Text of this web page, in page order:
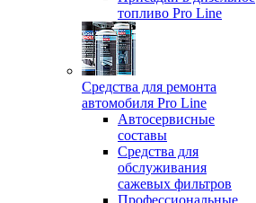
топливо Pro Line
Средства для ремонта
автомобиля Pro Line
Автосервисные
составы
Средства для
обслуживания
сажевых фильтров
Профессиональные